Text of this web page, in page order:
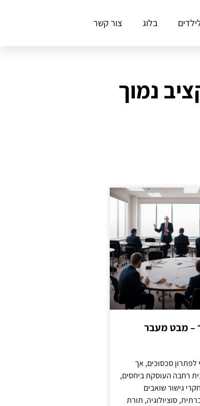
בלוג צור קשר
נמוך
– מבט מעבר
לפתרון סכסוכים, אך
רחבה העוסקת ביחסים,
גישור שואבים
סוציולוגיה, תורת